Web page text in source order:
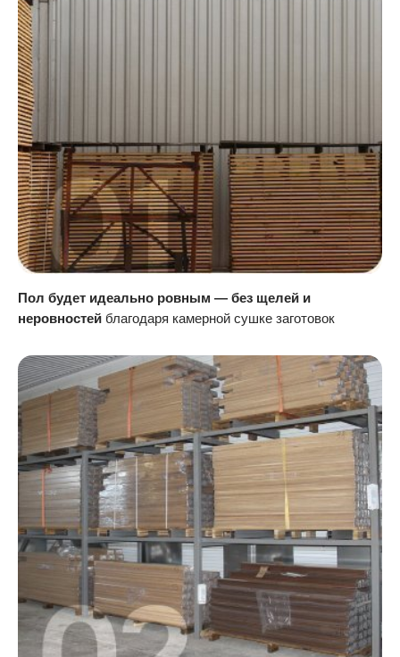
Пол будет идеально ровным — без щелей и
неровностей благодаря камерной сушке заготовок